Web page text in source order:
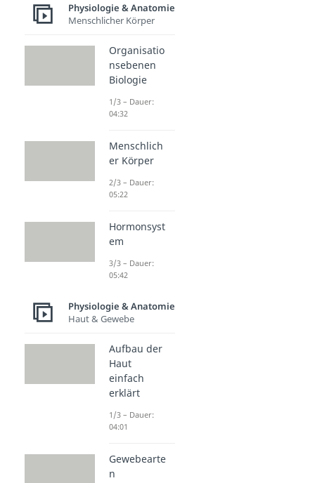
Atmungskette
Dauer: 04:44
Physiologie & Anatomie
Menschlicher Körper
Organisatio
nsebenen
Biologie
1/3 – Dauer:
04:32
Menschlich
er Körper
2/3 – Dauer:
05:22
Hormonsyst
em
3/3 – Dauer:
05:42
Physiologie & Anatomie
Haut & Gewebe
Aufbau der
Haut
einfach
erklärt
1/3 – Dauer:
04:01
Gewebearte
n